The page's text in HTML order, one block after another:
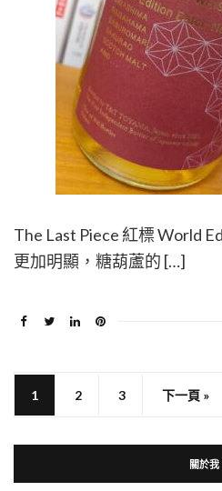
The Last Piece 紅標 World
更加明顯，糖葫蘆的 […]
1 2 3 下一頁 »
關於我